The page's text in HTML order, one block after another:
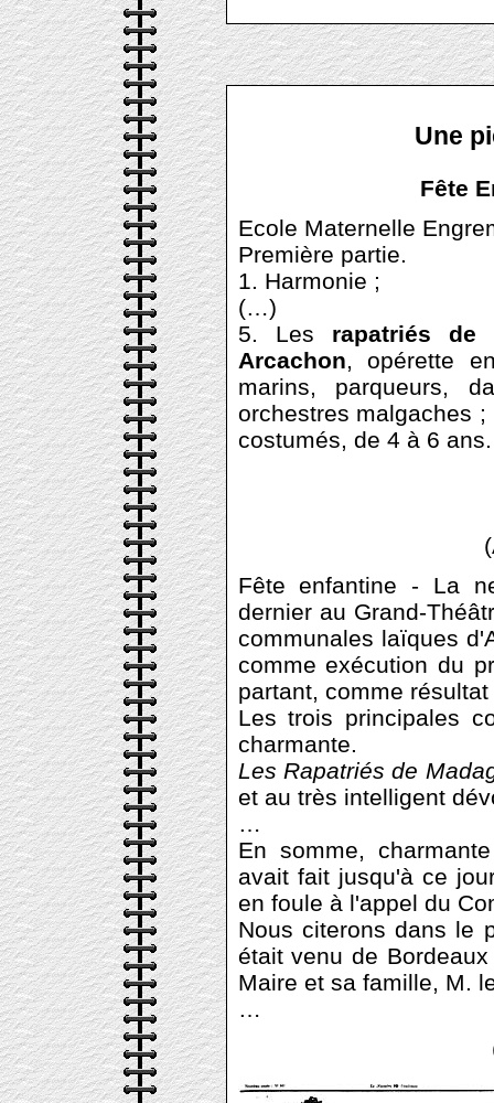
Une
Fête
Ecole Maternelle
Première partie.
1. Harmonie ;
(…)
5. Les rapatriés de
Arcachon, opérette
marins, parqueurs,
orchestres malgaches
costumés, de 4 à 6 ans.
Fête enfantine - La
dernier au Grand-
communales laïques
comme exécution du
partant, comme
Les trois principales
charmante.
Les Rapatriés de
et au très intelligent
…
En somme,
avait fait jusqu'à ce
en foule à l'appel du
Nous citerons dans le
était venu de
Maire et sa famille, M.
…